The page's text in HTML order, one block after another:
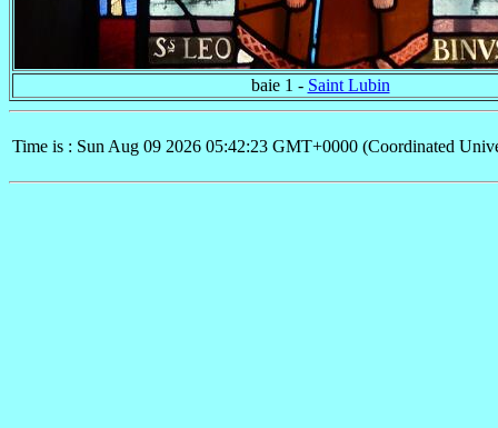
baie 1 - Saint Lubin
Time is : Sun Aug 09 2026 05:42:23 GMT+0000 (Coordinated